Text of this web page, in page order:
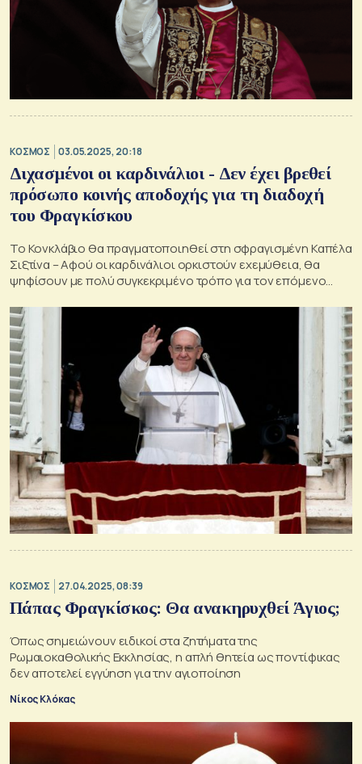
ΚΟΣΜΟΣ 03.05.2025, 20:18
Διχασμένοι οι καρδινάλιοι - Δεν έχει βρεθεί
πρόσωπο κοινής αποδοχής για τη διαδοχή
του Φραγκίσκου
Το Κονκλάβιο θα πραγματοποιηθεί στη σφραγισμένη Καπέλα
Σιξτίνα – Αφού οι καρδινάλιοι ορκιστούν εχεμύθεια, θα
ψηφίσουν με πολύ συγκεκριμένο τρόπο για τον επόμενο
ΚΟΣΜΟΣ 27.04.2025, 08:39
Πάπας Φραγκίσκος: Θα ανακηρυχθεί Άγιος;
Όπως σημειώνουν ειδικοί στα ζητήματα της
Ρωμαιοκαθολικής Εκκλησίας, η απλή θητεία ως ποντίφικας
δεν αποτελεί εγγύηση για την αγιοποίηση
Νίκος Κλόκας